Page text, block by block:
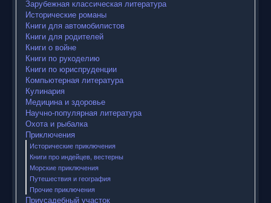
Зарубежная классическая литература
Исторические романы
Книги для автомобилистов
Книги для родителей
Книги о войне
Книги по рукоделию
Книги по юриспруденции
Компьютерная литература
Кулинария
Медицина и здоровье
Научно-популярная литература
Охота и рыбалка
Приключения
Исторические приключения
Книги про индейцев, вестерны
Морские приключения
Путешествия и география
Прочие приключения
Приусадебный участок